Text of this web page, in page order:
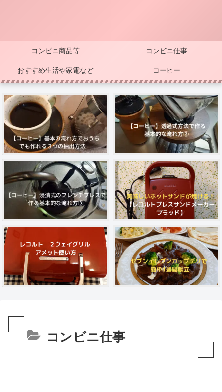
コンビニ商品等 コンビニ仕事
おすすめ生活や家電など コーヒー
コンビニ仕事